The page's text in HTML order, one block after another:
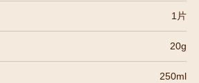
1片
20g
250ml